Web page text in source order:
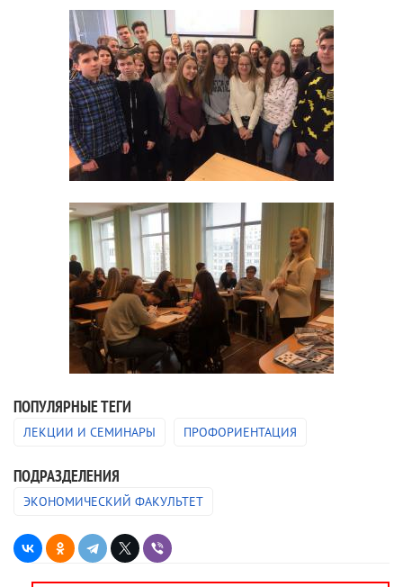
ПОПУЛЯРНЫЕ ТЕГИ
ЛЕКЦИИ И СЕМИНАРЫ ПРОФОРИЕНТАЦИЯ
ПОДРАЗДЕЛЕНИЯ
ЭКОНОМИЧЕСКИЙ ФАКУЛЬТЕТ